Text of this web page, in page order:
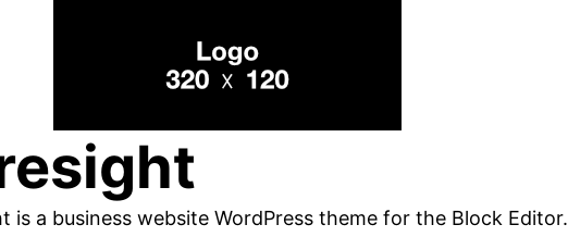
is a business website WordPress theme for the Block Editor.